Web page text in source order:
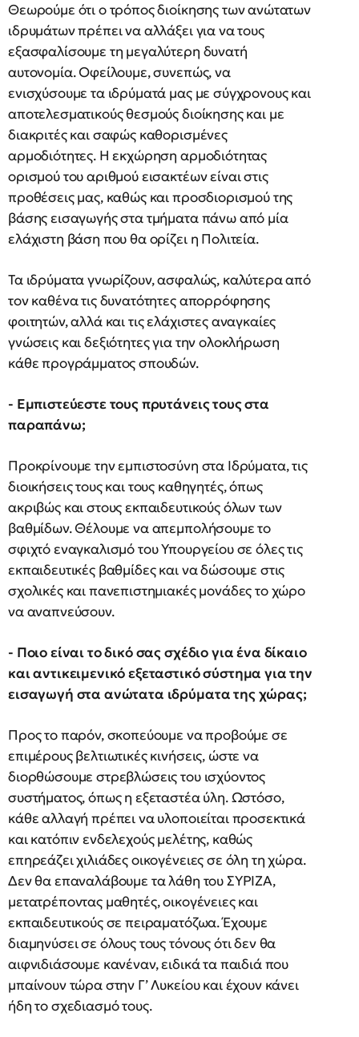
Θεωρούμε ότι ο τρόπος διοίκησης των ανώτατων
ιδρυμάτων πρέπει να αλλάξει για να τους
εξασφαλίσουμε τη μεγαλύτερη δυνατή
αυτονομία. Οφείλουμε, συνεπώς, να
ενισχύσουμε τα ιδρύματά μας με σύγχρονους και
αποτελεσματικούς θεσμούς διοίκησης και με
διακριτές και σαφώς καθορισμένες
αρμοδιότητες. Η εκχώρηση αρμοδιότητας
ορισμού του αριθμού εισακτέων είναι στις
προθέσεις μας, καθώς και προσδιορισμού της
βάσης εισαγωγής στα τμήματα πάνω από μία
ελάχιστη βάση που θα ορίζει η Πολιτεία.
Τα ιδρύματα γνωρίζουν, ασφαλώς, καλύτερα από
τον καθένα τις δυνατότητες απορρόφησης
φοιτητών, αλλά και τις ελάχιστες αναγκαίες
γνώσεις και δεξιότητες για την ολοκλήρωση
κάθε προγράμματος σπουδών.
- Εμπιστεύεστε τους πρυτάνεις τους στα
παραπάνω;
Προκρίνουμε την εμπιστοσύνη στα Ιδρύματα, τις
διοικήσεις τους και τους καθηγητές, όπως
ακριβώς και στους εκπαιδευτικούς όλων των
βαθμίδων. Θέλουμε να απεμπολήσουμε το
σφιχτό εναγκαλισμό του Υπουργείου σε όλες τις
εκπαιδευτικές βαθμίδες και να δώσουμε στις
σχολικές και πανεπιστημιακές μονάδες το χώρο
να αναπνεύσουν.
- Ποιο είναι το δικό σας σχέδιο για ένα δίκαιο
και αντικειμενικό εξεταστικό σύστημα για την
εισαγωγή στα ανώτατα ιδρύματα της χώρας;
Προς το παρόν, σκοπεύουμε να προβούμε σε
επιμέρους βελτιωτικές κινήσεις, ώστε να
διορθώσουμε στρεβλώσεις του ισχύοντος
συστήματος, όπως η εξεταστέα ύλη. Ωστόσο,
κάθε αλλαγή πρέπει να υλοποιείται προσεκτικά
και κατόπιν ενδελεχούς μελέτης, καθώς
επηρεάζει χιλιάδες οικογένειες σε όλη τη χώρα.
Δεν θα επαναλάβουμε τα λάθη του ΣΥΡΙΖΑ,
μετατρέποντας μαθητές, οικογένειες και
εκπαιδευτικούς σε πειραματόζωα. Έχουμε
διαμηνύσει σε όλους τους τόνους ότι δεν θα
αιφνιδιάσουμε κανέναν, ειδικά τα παιδιά που
μπαίνουν τώρα στην Γ’ Λυκείου και έχουν κάνει
ήδη το σχεδιασμό τους.